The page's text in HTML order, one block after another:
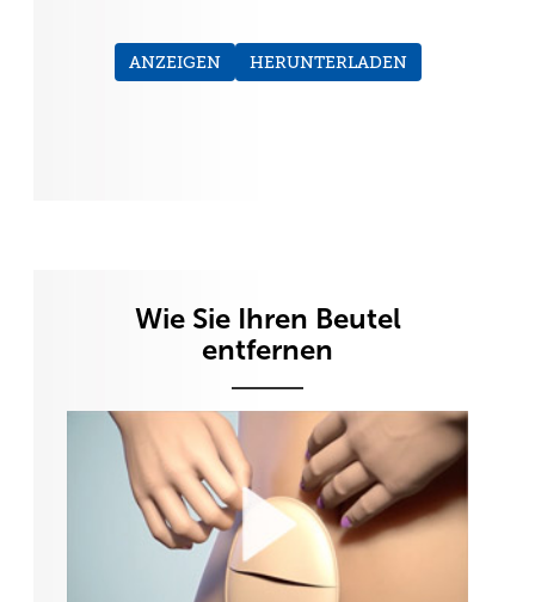
ANZEIGEN HERUNTERLADEN
Wie Sie Ihren Beutel
entfernen